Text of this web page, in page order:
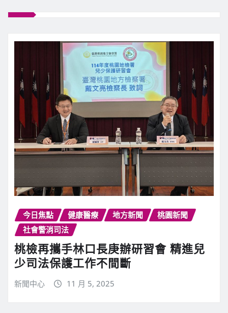
今日焦點 健康醫療 地方新聞
桃園新聞
社會警消司法
桃檢再攜手林口長庚辦研習會 精進兒
少司法保護工作不間斷
新聞中心 11 月 5, 2025